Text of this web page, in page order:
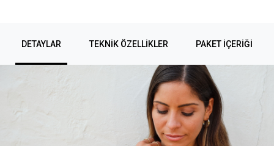
DETAYLAR TEKNIK ÖZELLIKLER PAKET İÇERİĞİ